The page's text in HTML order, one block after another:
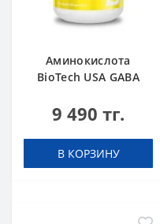
Аминокислота
BioTech USA GABA
капсул
9 490 тг.
В КОРЗИНУ